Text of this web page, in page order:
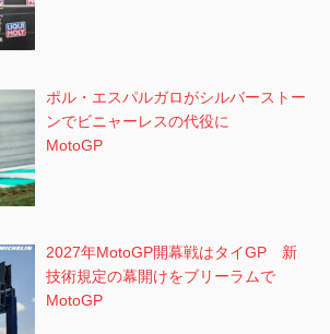
ポル・エスパルガロがシルバーストー
ンでビニャーレスの代役に
MotoGP
2027年MotoGP開幕戦はタイGP 新
技術規定の幕開けをブリーラムで
MotoGP